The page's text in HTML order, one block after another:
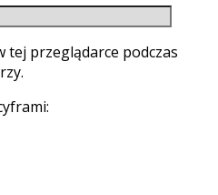
tej przeglądarce podczas